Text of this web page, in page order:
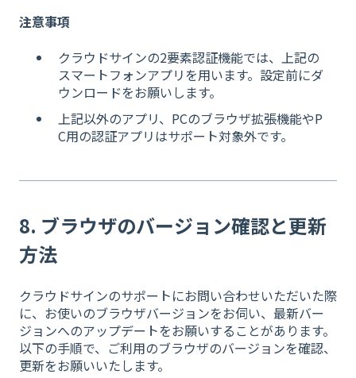
注意事項
クラウドサインの2要素認証機能では、上記の
スマートフォンアプリを用います。設定前にダ
ウンロードをお願いします。
上記以外のアプリ、PCのブラウザ拡張機能やP
C用の認証アプリはサポート対象外です。
8. ブラウザのバージョン確認と更新
方法
クラウドサインのサポートにお問い合わせいただいた際
に、お使いのブラウザバージョンをお伺い、最新バー
ジョンへのアップデートをお願いすることがあります。
以下の手順で、ご利用のブラウザのバージョンを確認、
更新をお願いいたします。